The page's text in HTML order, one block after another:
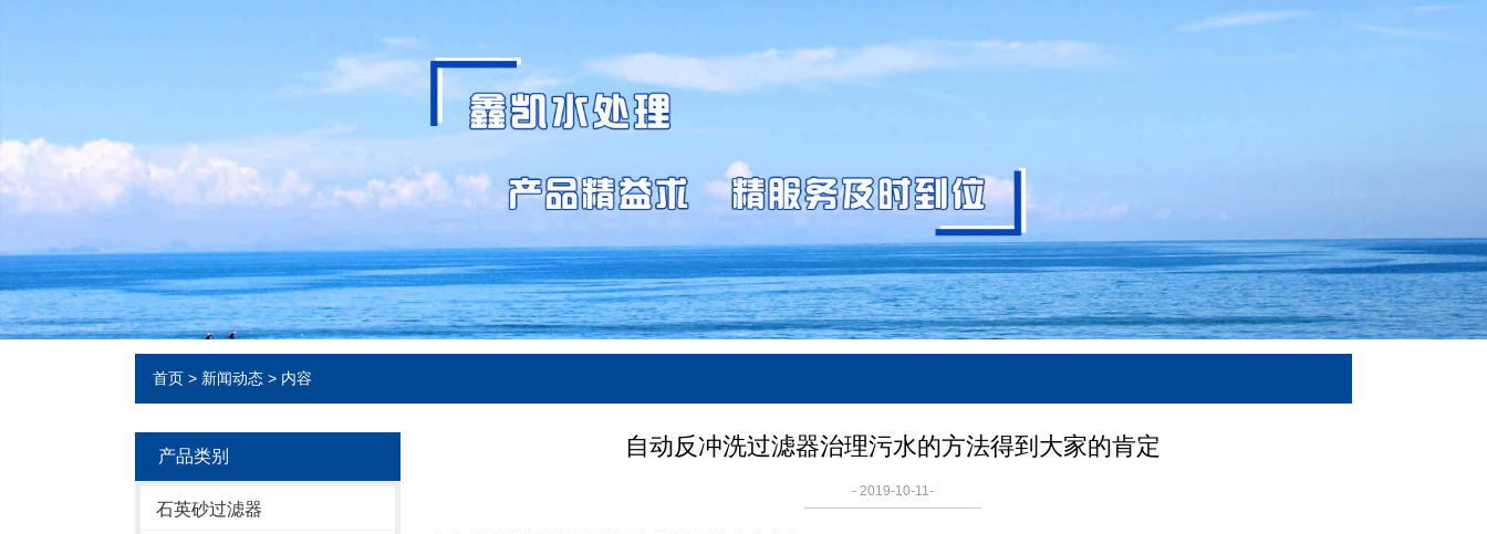
首页 > 新闻动态 > 内容
产品类别
石英砂过滤器
自动反冲洗过滤器治理污水的方法得到大家的肯定
- 2019-10-11-